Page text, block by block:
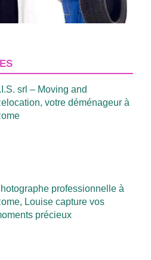
srl – Moving and
votre déménageur à
professionnelle à
Louise capture vos
précieux